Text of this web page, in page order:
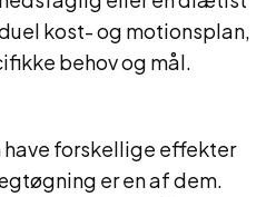
kost- og motionsplan,
behov og mål.
forskellige effekter
er en af dem.